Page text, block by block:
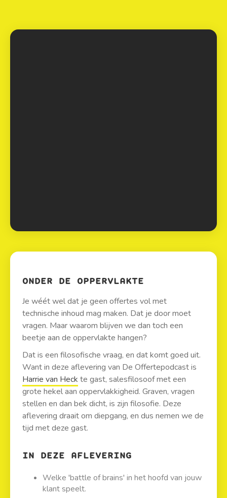
ONDER DE OPPERVLAKTE
Je wéét wel dat je geen offertes vol met
technische inhoud mag maken. Dat je door moet
vragen. Maar waarom blijven we dan toch een
beetje aan de oppervlakte hangen?
Dat is een filosofische vraag, en dat komt goed uit.
Want in deze aflevering van De Offertepodcast is
Harrie van Heck te gast, salesfilosoof met een
grote hekel aan oppervlakkigheid. Graven, vragen
stellen en dan bek dicht, is zijn filosofie. Deze
aflevering draait om diepgang, en dus nemen we de
tijd met deze gast.
IN DEZE AFLEVERING
Welke 'battle of brains' in het hoofd van jouw
klant speelt.